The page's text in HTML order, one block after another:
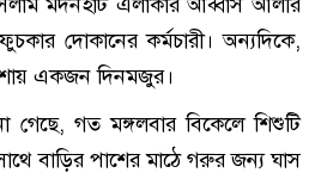
দোকানের কর্মচারী। অন্যদিকে,
একজন দিনমজুর।
গেছে, গত মঙ্গলবার বিকেলে শিশুটি
বাড়ির পাশের মাঠে গরুর জন্য ঘাস